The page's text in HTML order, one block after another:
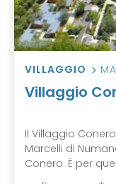
VILLAGGIO
Villaggio
Il Villaggio
Marcelli di
Conero. È per